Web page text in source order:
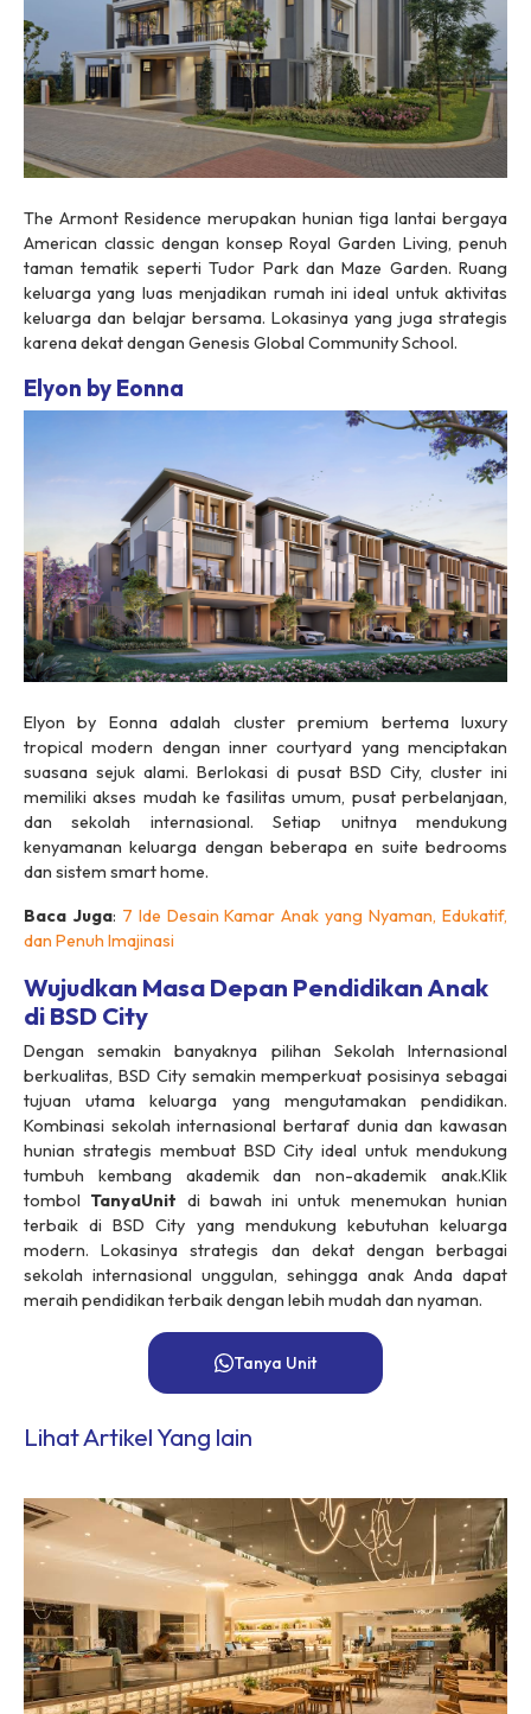
The Armont Residence merupakan hunian tiga lantai bergaya
American classic dengan konsep Royal Garden Living, penuh
taman tematik seperti Tudor Park dan Maze Garden. Ruang
keluarga yang luas menjadikan rumah ini ideal untuk aktivitas
keluarga dan belajar bersama. Lokasinya yang juga strategis
karena dekat dengan Genesis Global Community School.
Elyon by Eonna
Elyon by Eonna adalah cluster premium bertema luxury
tropical modern dengan inner courtyard yang menciptakan
suasana sejuk alami. Berlokasi di pusat BSD City, cluster ini
memiliki akses mudah ke fasilitas umum, pusat perbelanjaan,
dan sekolah internasional. Setiap unitnya mendukung
kenyamanan keluarga dengan beberapa en suite bedrooms
dan sistem smart home.
Baca Juga: 7 Ide Desain Kamar Anak yang Nyaman, Edukatif,
dan Penuh Imajinasi
Wujudkan Masa Depan Pendidikan Anak
di BSD City
Dengan semakin banyaknya pilihan Sekolah Internasional
berkualitas, BSD City semakin memperkuat posisinya sebagai
tujuan utama keluarga yang mengutamakan pendidikan.
Kombinasi sekolah internasional bertaraf dunia dan kawasan
hunian strategis membuat BSD City ideal untuk mendukung
tumbuh kembang akademik dan non-akademik anak.Klik
tombol TanyaUnit di bawah ini untuk menemukan hunian
terbaik di BSD City yang mendukung kebutuhan keluarga
modern. Lokasinya strategis dan dekat dengan berbagai
sekolah internasional unggulan, sehingga anak Anda dapat
meraih pendidikan terbaik dengan lebih mudah dan nyaman.
Tanya Unit
Lihat Artikel Yang lain